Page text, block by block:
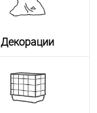
Декорации